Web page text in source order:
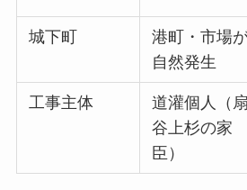
城下町
港町・市場
自然発生
工事主体
道灌個人（扇
谷上杉の家
臣）